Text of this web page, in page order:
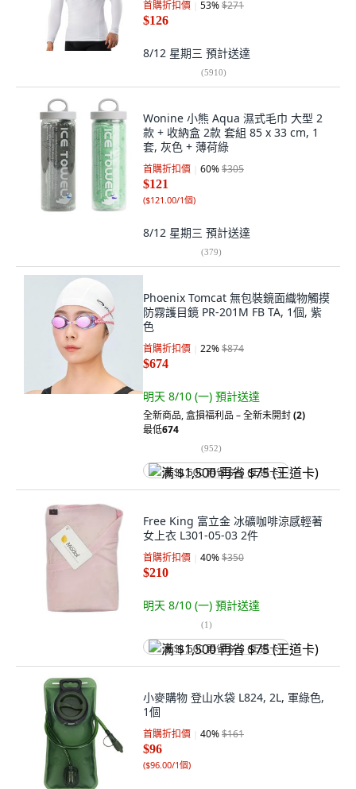
首購折扣價 53%$271
$126
8/12 星期三 預計送達
(5910)
Wonine 小熊 Aqua 濕式毛巾 大型 2
款 + 收納盒 2款 套組 85 x 33 cm, 1
套, 灰色 + 薄荷綠
首購折扣價 60%$305
$121
($121.00/1個)
8/12 星期三 預計送達
(379)
Phoenix Tomcat 無包裝鏡面織物觸摸
防霧護目鏡 PR-201M FB TA, 1個, 紫
色
首購折扣價 22%$874
$674
明天 8/10 (一) 預計送達
全新商品,盒損福利品 – 全新未開封(2)
最低674
(952)
满 $1,500 再省 $75 (王道卡)
Free King 富立金 冰礦咖啡涼感輕著
女上衣 L301-05-03 2件
首購折扣價 40%$350
$210
明天 8/10 (一) 預計送達
(1)
满 $1,500 再省 $75 (王道卡)
小麥購物 登山水袋 L824, 2L, 軍綠色,
1個
首購折扣價 40%$161
$96
($96.00/1個)